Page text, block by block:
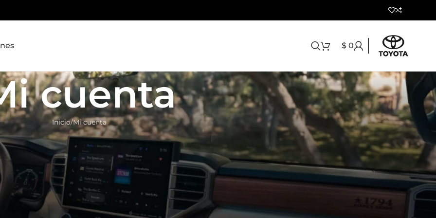
$0
cuenta
Inicio Mi cuenta
una
Inicio de sesión
Registrarse en este sitio le permite acceder al estado y al historial de sus
pedidos. Rellene los campos que aparecen a continuación y le crearemos
una cuenta en un abrir y cerrar de ojos. Sólo le pediremos la información
necesaria para que el proceso de compra sea más rápido y sencillo.
Acceder